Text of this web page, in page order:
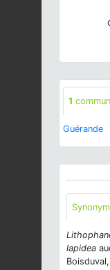
1
Guérande
lapidea